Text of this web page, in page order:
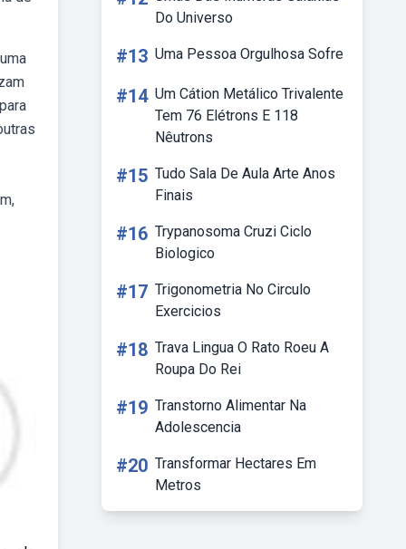
Do Universo
#13 Uma Pessoa Orgulhosa Sofre
#14 Um Cátion Metálico Trivalente
Tem 76 Elétrons E 118
Nêutrons
#15 Tudo Sala De Aula Arte Anos
Finais
#16 Trypanosoma Cruzi Ciclo
Biologico
#17 Trigonometria No Circulo
Exercicios
#18 Trava Lingua O Rato Roeu A
Roupa Do Rei
#19 Transtorno Alimentar Na
Adolescencia
#20 Transformar Hectares Em
Metros